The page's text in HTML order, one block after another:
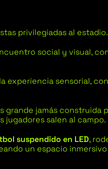
privilegiadas al estadio.
social y visual,
experiencia sensorial,
grande jamás
jugadores salen al campo.
suspendido en LED,
un espacio